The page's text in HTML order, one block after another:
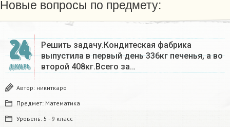
Новые вопросы по предмету:
24
ДЕКАБРЬ
Решить задачу.Кондитеская фабрика
выпустила в первый день 336кг печенья, а во
второй 408кг.Всего за…
Автор: никиткаро
Предмет: Математика
Уровень: 5 - 9 класс